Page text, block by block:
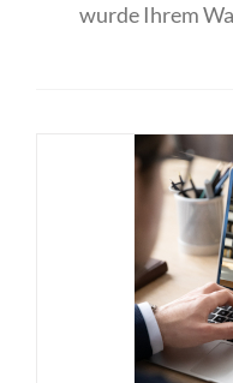
wurde Ihrem